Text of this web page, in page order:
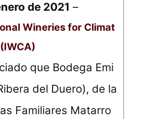
de 2021 –
Wineries for Climat
que Bodega Emi
del Duero), de la
Familiares Matarro